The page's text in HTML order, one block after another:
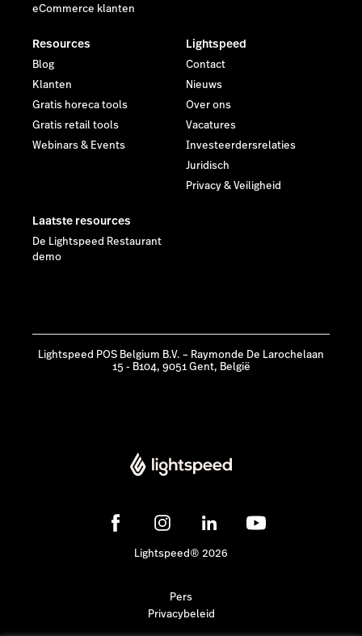
eCommerce klanten
Resources
Blog
Klanten
Gratis horeca tools
Gratis retail tools
Webinars & Events
Lightspeed
Contact
Nieuws
Over ons
Vacatures
Investeerdersrelaties
Juridisch
Privacy & Veiligheid
Laatste resources
De Lightspeed Restaurant
demo
Lightspeed POS Belgium B.V. – Raymonde De Larochelaan
15 - B104, 9051 Gent, België
Lightspeed® 2026
Pers
Privacybeleid